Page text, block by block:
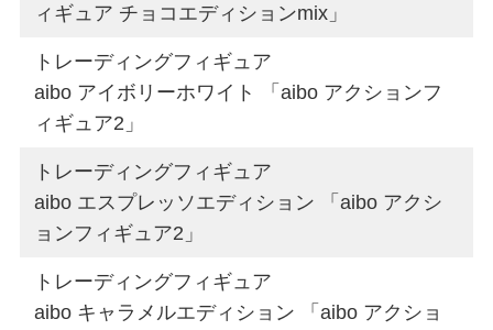
ィギュア チョコエディションmix」
トレーディングフィギュア
aibo アイボリーホワイト 「aibo アクションフ
ィギュア2」
トレーディングフィギュア
aibo エスプレッソエディション 「aibo アクシ
ョンフィギュア2」
トレーディングフィギュア
aibo キャラメルエディション 「aibo アクショ